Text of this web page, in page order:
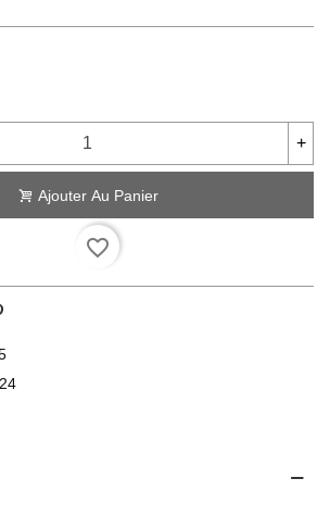
+
Ajouter Au Panier
favorite_border